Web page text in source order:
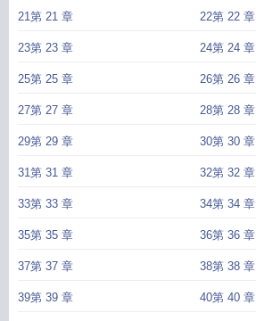
21第 21 章 22第 22 章
23第 23 章 24第 24 章
25第 25 章 26第 26 章
27第 27 章 28第 28 章
29第 29 章 30第 30 章
31第 31 章 32第 32 章
33第 33 章 34第 34 章
35第 35 章 36第 36 章
37第 37 章 38第 38 章
39第 39 章 40第 40 章